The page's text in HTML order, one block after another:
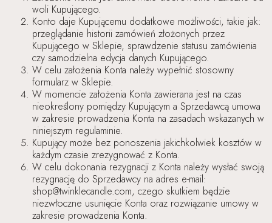
woli Kupującego.
Konto daje Kupującemu dodatkowe możliwości, takie jak:
przeglądanie historii zamówień złożonych przez
Kupującego w Sklepie, sprawdzenie statusu zamówienia
czy samodzielna edycja danych Kupującego.
W celu założenia Konta należy wypełnić stosowny
formularz w Sklepie.
W momencie założenia Konta zawierana jest na czas
nieokreślony pomiędzy Kupującym a Sprzedawcą umowa
w zakresie prowadzenia Konta na zasadach wskazanych w
niniejszym regulaminie.
Kupujący może bez ponoszenia jakichkolwiek kosztów w
każdym czasie zrezygnować z Konta.
W celu dokonania rezygnacji z Konta należy wysłać swoją
rezygnację do Sprzedawcy na adres e-mail:
shop@twinklecandle.com, czego skutkiem będzie
niezwłoczne usunięcie Konta oraz rozwiązanie umowy w
zakresie prowadzenia Konta.